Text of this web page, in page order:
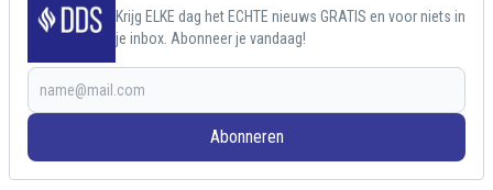
Krijg ELKE dag het ECHTE nieuws GRATIS en voor niets in
je inbox. Abonneer je vandaag!
Abonneren